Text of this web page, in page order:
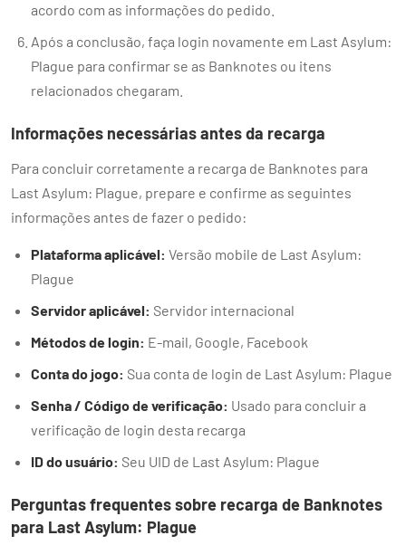
acordo com as informações do pedido.
Após a conclusão, faça login novamente em Last Asylum:
Plague para confirmar se as Banknotes ou itens
relacionados chegaram.
Informações necessárias antes da recarga
Para concluir corretamente a recarga de Banknotes para
Last Asylum: Plague, prepare e confirme as seguintes
informações antes de fazer o pedido:
Plataforma aplicável: Versão mobile de Last Asylum:
Plague
Servidor aplicável: Servidor internacional
Métodos de login: E-mail, Google, Facebook
Conta do jogo: Sua conta de login de Last Asylum: Plague
Senha / Código de verificação: Usado para concluir a
verificação de login desta recarga
ID do usuário: Seu UID de Last Asylum: Plague
Perguntas frequentes sobre recarga de Banknotes
para Last Asylum: Plague